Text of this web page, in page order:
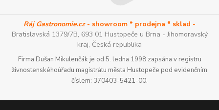
Ráj Gastronomie.cz- showroom * prodejna * sklad -
Bratislavská 1379/7B, 693 01 Hustopeče u Brna - Jihomoravský
kraj, Česká republika
Firma Dušan Mikulenčák je od 5. ledna 1998 zapsána v registru
živnostenskéhoúřadu magistrátu města Hustopeče pod evidenčním
číslem: 370403-5421-00.